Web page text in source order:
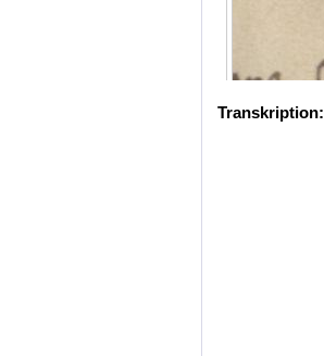
Transkription: